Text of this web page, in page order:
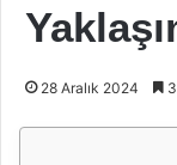
28 Aralık 2024